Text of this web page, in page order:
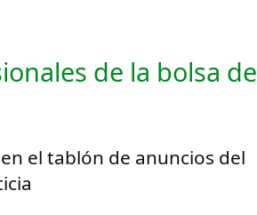
de la bolsa de
el tablón de anuncios del